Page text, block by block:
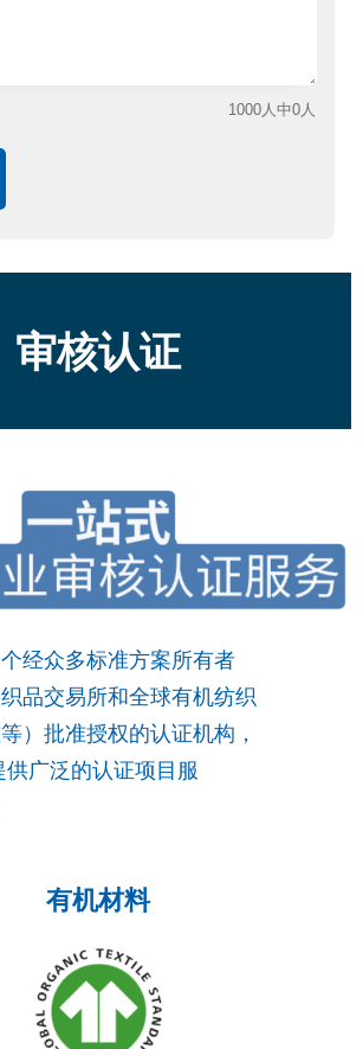
1000人中0人
审核认证
经众多标准方案所有者
织品交易所和全球有机纺织
）批准授权的认证机构，
供广泛的认证项目服
有机材料